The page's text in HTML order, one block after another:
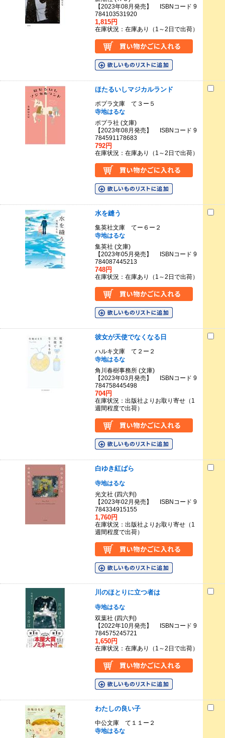
【2023年08月発売】 ISBNコード 9
784103531920
1,815円
在庫状況：在庫あり（1～2日で出荷）
ほたるいしマジカルランド
ポプラ文庫 て３ー５
寺地はるな
ポプラ社 (文庫)
【2023年08月発売】 ISBNコード 9
784591178683
792円
在庫状況：在庫あり（1～2日で出荷）
水を縫う
集英社文庫 てー６ー２
寺地はるな
集英社 (文庫)
【2023年05月発売】 ISBNコード 9
784087445213
748円
在庫状況：在庫あり（1～2日で出荷）
彼女が天使でなくなる日
ハルキ文庫 て２ー２
寺地はるな
角川春樹事務所 (文庫)
【2023年03月発売】 ISBNコード 9
784758445498
704円
在庫状況：出版社よりお取り寄せ（1
週間程度で出荷）
白ゆき紅ばら
寺地はるな
光文社 (四六判)
【2023年02月発売】 ISBNコード 9
784334915155
1,760円
在庫状況：出版社よりお取り寄せ（1
週間程度で出荷）
川のほとりに立つ者は
寺地はるな
双葉社 (四六判)
【2022年10月発売】 ISBNコード 9
784575245721
1,650円
在庫状況：在庫あり（1～2日で出荷）
わたしの良い子
中公文庫 て１１ー２
寺地はるな